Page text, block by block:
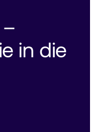
in die